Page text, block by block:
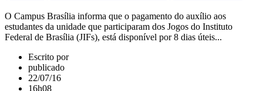
O Campus Brasília informa que o pagamento do auxílio aos
estudantes da unidade que participaram dos Jogos do Instituto
Federal de Brasília (JIFs), está disponível por 8 dias úteis...
Escrito por
publicado
22/07/16
16h08